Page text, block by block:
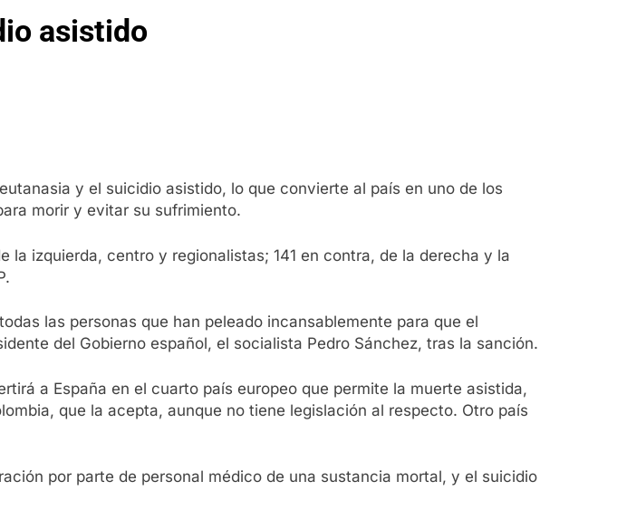
asistido
y el suicidio asistido, lo que convierte al país en uno de los
morir y evitar su sufrimiento.
izquierda, centro y regionalistas; 141 en contra, de la derecha y la
las personas que han peleado incansablemente para que el
del Gobierno español, el socialista Pedro Sánchez, tras la sanción.
a España en el cuarto país europeo que permite la muerte asistida,
que la acepta, aunque no tiene legislación al respecto. Otro país
por parte de personal médico de una sustancia mortal, y el suicidio